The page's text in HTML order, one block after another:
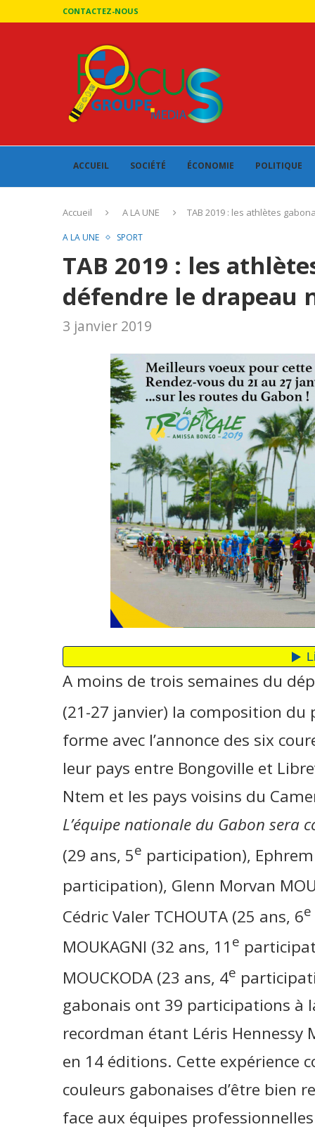
CONTACTEZ-NOUS
ACCUEIL SOCIÉTÉ ÉCONOMIE POLITIQUE
Accueil A LA UNE TAB 2019 : les athlètes
A LA UNE SPORT
TAB 2019 : les
défendre le drapeau
3 janvier 2019
A moins de trois semaines du
(21-27 janvier) la composition du
forme avec l’annonce des six
leur pays entre Bongoville et
Ntem et les pays voisins du
L’équipe nationale du Gabon sera
(29 ans, 5e participation), Ephrem
participation), Glenn Morvan
Cédric Valer TCHOUTA (25 ans, 6e
MOUKAGNI (32 ans, 11 e
MOUCKODA (23 ans, 4e
gabonais ont 39 participations à
recordman étant Léris Hennessy
en 14 éditions. Cette expérience
couleurs gabonaises d’être bien
face aux équipes